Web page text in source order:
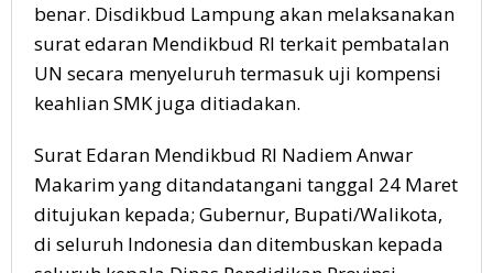
benar. Disdikbud Lampung akan melaksanakan
surat edaran Mendikbud RI terkait pembatalan
UN secara menyeluruh termasuk uji kompensi
keahlian SMK juga ditiadakan.
Surat Edaran Mendikbud RI Nadiem Anwar
Makarim yang ditandatangani tanggal 24 Maret
ditujukan kepada; Gubernur, Bupati/Walikota,
di seluruh Indonesia dan ditembuskan kepada